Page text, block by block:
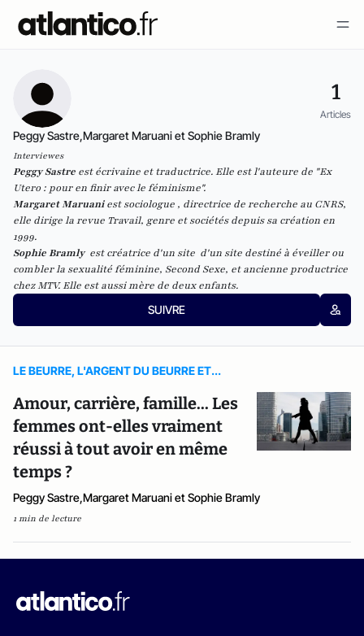
1
Articles
Peggy Sastre,Margaret Maruani et Sophie Bramly
Interviewes
Peggy Sastre est écrivaine et traductrice. Elle est l'auteure de "Ex
Utero : pour en finir avec le féminisme".
Margaret Maruaniest sociologue , directrice de recherche au CNRS,
elle dirige la revue Travail, genre et sociétésdepuis sa création en
1999.
Sophie Bramlyest créatrice d'un site d'un site destiné à éveiller ou
combler la sexualité féminine, Second Sexe, et ancienne productrice
chez MTV. Elle est aussi mère de deux enfants.
SUIVRE
LE BEURRE, L'ARGENT DU BEURRE ET...
Amour, carrière, famille... Les
femmes ont-elles vraiment
réussi à tout avoir en même
temps ?
Peggy Sastre,Margaret Maruani et Sophie Bramly
1 min de lecture